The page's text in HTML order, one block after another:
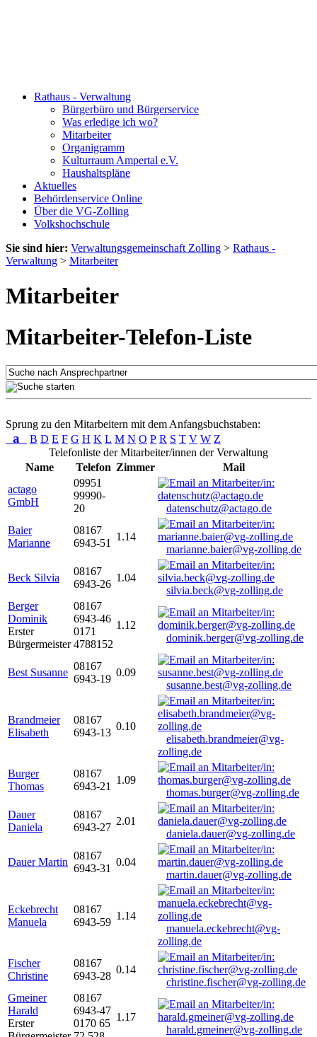
Rathaus - Verwaltung
Bürgerbüro und Bürgerservice
Was erledige ich wo?
Mitarbeiter
Organigramm
Kulturraum Ampertal e.V.
Haushaltspläne
Aktuelles
Behördenservice Online
Über die VG-Zolling
Volkshochschule
Sie sind hier: Verwaltungsgemeinschaft Zolling > Rathaus -
Verwaltung > Mitarbeiter
Mitarbeiter
Mitarbeiter-Telefon-Liste
Sprung zu den Mitarbeitern mit dem Anfangsbuchstaben:
a B D E F G H K L M N O P R S T V W Z
Telefonliste der Mitarbeiter/innen der Verwaltung
Name
Telefon Zimmer
Mail
actago
GmbH
09951
99990-
20
datenschutz@actago.de
Baier
Marianne
08167
6943-51
1.14
marianne.baier@vg-zolling.de
Beck Silvia
08167
6943-26
1.04
silvia.beck@vg-zolling.de
Berger
Dominik
Erster
Bürgermeister
08167
6943-46
0171
4788152
1.12
dominik.berger@vg-zolling.de
Best Susanne
08167
6943-19
0.09
susanne.best@vg-zolling.de
Brandmeier
Elisabeth
08167
6943-13
0.10
elisabeth.brandmeier@vg-
zolling.de
Burger
Thomas
08167
6943-21
1.09
thomas.burger@vg-zolling.de
Dauer
Daniela
08167
6943-27
2.01
daniela.dauer@vg-zolling.de
Dauer Martin
08167
6943-31
0.04
martin.dauer@vg-zolling.de
Eckebrecht
Manuela
08167
6943-59
1.14
manuela.eckebrecht@vg-
zolling.de
Fischer
Christine
08167
6943-28
0.14
christine.fischer@vg-zolling.de
Gmeiner
Harald
Erster
08167
6943-47
0170 65
1.17
harald.gmeiner@vg-zolling.de